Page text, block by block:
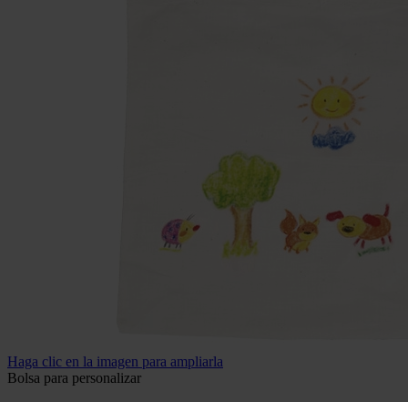
Haga clic en la imagen para ampliarla
Bolsa para personalizar